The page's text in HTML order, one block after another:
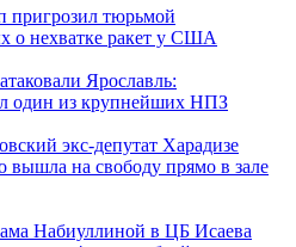
пригрозил тюрьмой
о нехватке ракет у США
Ярославль:
один из крупнейших НПЗ
экс-депутат Харадизе
вышла на свободу прямо в зале
Набиуллиной в ЦБ Исаева